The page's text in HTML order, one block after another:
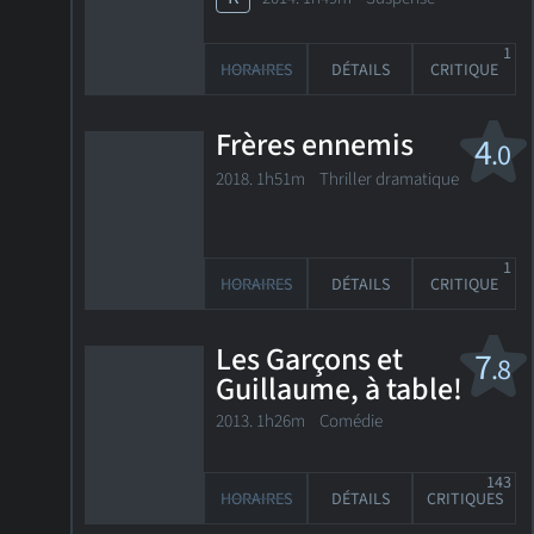
HORAIRES DÉTAILS CRITIQUE
1
4.0
Frères ennemis
2018. 1h51m Thriller dramatique
HORAIRES DÉTAILS CRITIQUE
1
7.8
Les Garçons et
Guillaume, à table!
2013. 1h26m Comédie
HORAIRES DÉTAILS CRITIQUES
143